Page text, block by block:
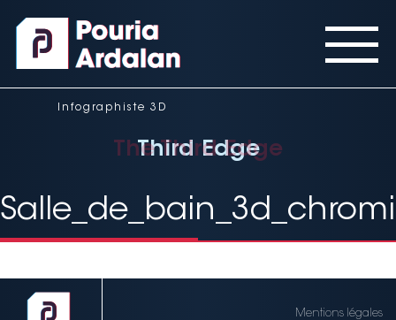
Infographiste 3D
Third Edge
Third Edge
The Third Edge
Mentions légales